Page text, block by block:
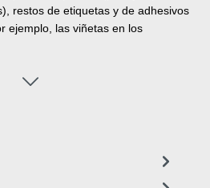
restos de etiquetas y de adhesivos
ejemplo, las viñetas en los